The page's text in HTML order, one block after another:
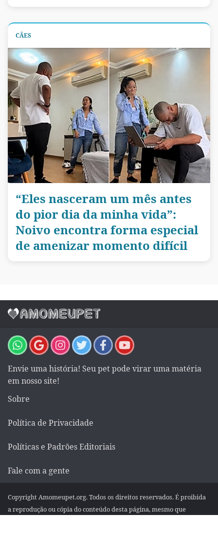
CÃES
“Eles nasceram um mês antes
do pior dia da minha vida”:
Noivo encontra forma especial
de amenizar momento difícil
Envie uma história! Seu pet pode virar uma matéria
em nosso site!
Sobre
Política de Privacidade
Políticas e Padrões Editoriais
Fale com a gente
Copyright Amomeupet.org. Todos os direitos reservados. É proibida
a reprodução ou cópia do conteúdo desta página, mesmo que